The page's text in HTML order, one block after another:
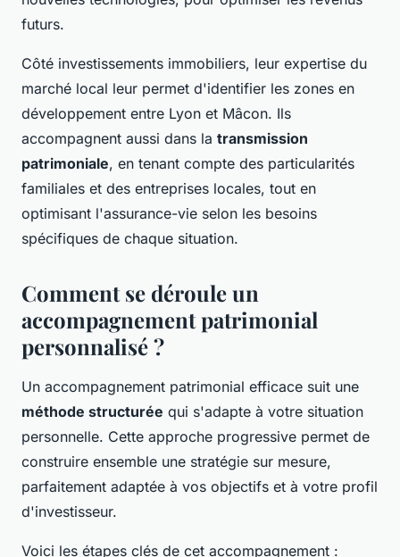
futurs.
Côté investissements immobiliers, leur expertise du
marché local leur permet d'identifier les zones en
développement entre Lyon et Mâcon. Ils
accompagnent aussi dans la transmission
patrimoniale, en tenant compte des particularités
familiales et des entreprises locales, tout en
optimisant l'assurance-vie selon les besoins
spécifiques de chaque situation.
Comment se déroule un
accompagnement patrimonial
personnalisé ?
Un accompagnement patrimonial efficace suit une
méthode structurée qui s'adapte à votre situation
personnelle. Cette approche progressive permet de
construire ensemble une stratégie sur mesure,
parfaitement adaptée à vos objectifs et à votre profil
d'investisseur.
Voici les étapes clés de cet accompagnement :